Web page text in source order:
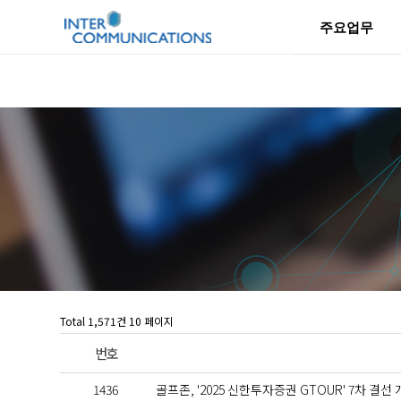
주요업무
Total 1,571건 10 페이지
번호
1436 골프존, '2025 신한투자증권 GTOUR' 7차 결